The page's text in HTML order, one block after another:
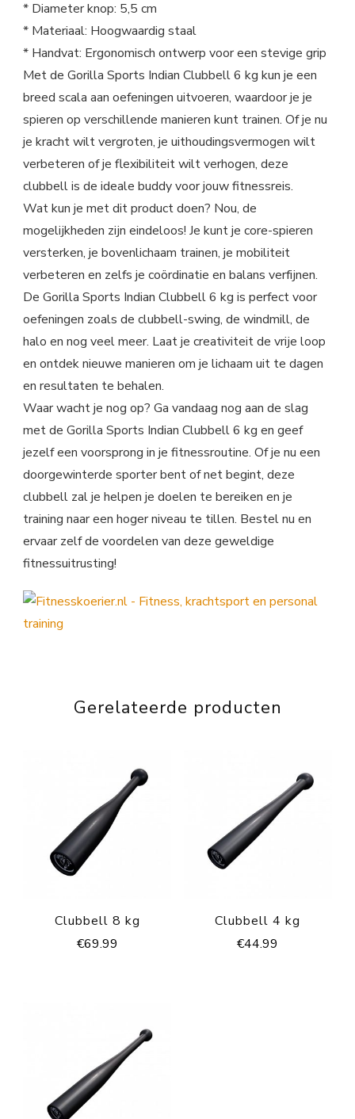
* Diameter knop: 5,5 cm
* Materiaal: Hoogwaardig staal
* Handvat: Ergonomisch ontwerp voor een stevige grip
Met de Gorilla Sports Indian Clubbell 6 kg kun je een
breed scala aan oefeningen uitvoeren, waardoor je je
spieren op verschillende manieren kunt trainen. Of je nu
je kracht wilt vergroten, je uithoudingsvermogen wilt
verbeteren of je flexibiliteit wilt verhogen, deze
clubbell is de ideale buddy voor jouw fitnessreis.
Wat kun je met dit product doen? Nou, de
mogelijkheden zijn eindeloos! Je kunt je core-spieren
versterken, je bovenlichaam trainen, je mobiliteit
verbeteren en zelfs je coördinatie en balans verfijnen.
De Gorilla Sports Indian Clubbell 6 kg is perfect voor
oefeningen zoals de clubbell-swing, de windmill, de
halo en nog veel meer. Laat je creativiteit de vrije loop
en ontdek nieuwe manieren om je lichaam uit te dagen
en resultaten te behalen.
Waar wacht je nog op? Ga vandaag nog aan de slag
met de Gorilla Sports Indian Clubbell 6 kg en geef
jezelf een voorsprong in je fitnessroutine. Of je nu een
doorgewinterde sporter bent of net begint, deze
clubbell zal je helpen je doelen te bereiken en je
training naar een hoger niveau te tillen. Bestel nu en
ervaar zelf de voordelen van deze geweldige
fitnessuitrusting!
Gerelateerde producten
Clubbell 8 kg
€69.99
Clubbell 4 kg
€44.99